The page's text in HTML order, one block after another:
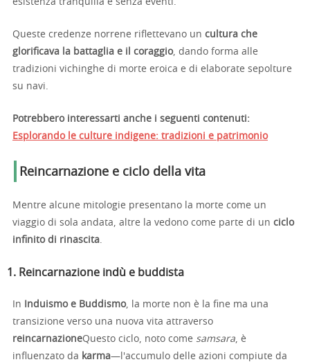
esistenza tranquilla e senza eventi.
Queste credenze norrene riflettevano un cultura che
glorificava la battaglia e il coraggio, dando forma alle
tradizioni vichinghe di morte eroica e di elaborate sepolture
su navi.
Potrebbero interessarti anche i seguenti contenuti:
Esplorando le culture indigene: tradizioni e patrimonio
Reincarnazione e ciclo della vita
Mentre alcune mitologie presentano la morte come un
viaggio di sola andata, altre la vedono come parte di un ciclo
infinito di rinascita.
1. Reincarnazione indù e buddista
In Induismo e Buddismo, la morte non è la fine ma una
transizione verso una nuova vita attraverso
reincarnazioneQuesto ciclo, noto come samsara, è
influenzato da karma—l'accumulo delle azioni compiute da